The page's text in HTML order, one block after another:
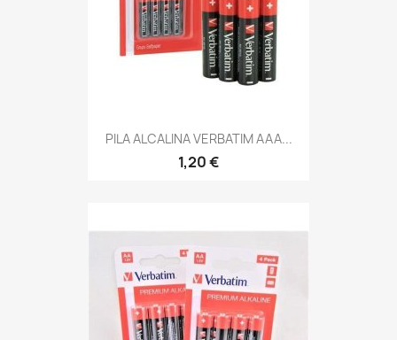
PILA ALCALINA VERBATIM AAA...
1,20 €